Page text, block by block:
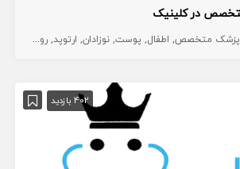
در کلینیک
پزشک متخصص اطفال پوست نوزادان ارتوپد روماتولوژی
402 بازدید